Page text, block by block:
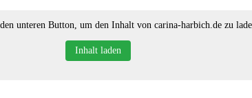
unteren Button, um den Inhalt von carina-harbich.de zu
Inhalt laden